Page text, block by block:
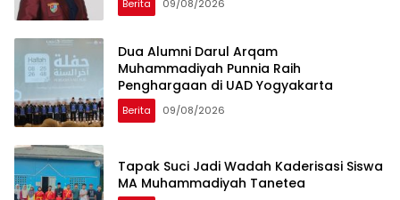
Berita 09/08/2026
Dua Alumni Darul Arqam
Muhammadiyah Punnia Raih
Penghargaan di UAD Yogyakarta
Berita 09/08/2026
Tapak Suci Jadi Wadah Kaderisasi Siswa
MA Muhammadiyah Tanetea